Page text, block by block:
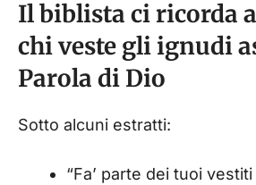
Il biblista ci ricorda
chi veste gli ignudi
Parola di Dio
Sotto alcuni estratti:
“Fa’ parte dei tuoi